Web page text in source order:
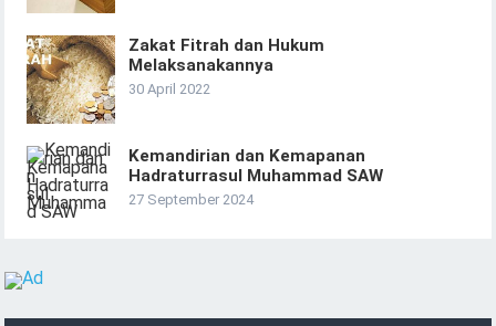
Zakat Fitrah dan Hukum
Melaksanakannya
30 April 2022
Kemandirian dan Kemapanan
Hadraturrasul Muhammad SAW
27 September 2024